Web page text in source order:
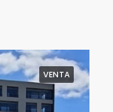
VENTA